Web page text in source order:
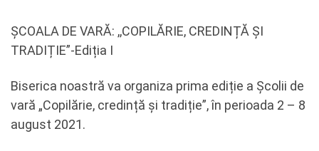
ȘCOALA DE VARĂ: ,,COPILĂRIE, CREDINȚĂ ȘI
TRADIȚIE”-Ediția I
Biserica noastră va organiza prima ediție a Școlii de
vară „Copilărie, credință și tradiție”, în perioada 2 – 8
august 2021.